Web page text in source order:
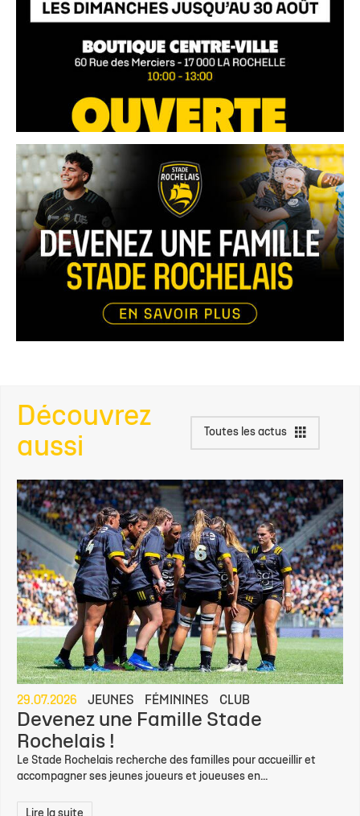
Découvrez
aussi
Toutes les actus
29.07.2026 JEUNES FÉMININES CLUB
Devenez une Famille Stade
Rochelais !
Le Stade Rochelais recherche des familles pour accueillir et
accompagner ses jeunes joueurs et joueuses en...
Lire la suite